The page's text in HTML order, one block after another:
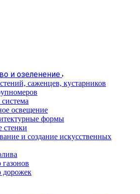
и озеленение
саженцев, кустарников
освещение
формы
стенки
и создание искусственных
газонов
дорожек